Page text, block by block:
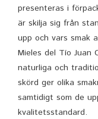
presenteras i
är skilja sig från
upp och vars smak
Mieles del Tío Juan
naturliga och
skörd ger olika
samtidigt som de
kvalitetsstandard.